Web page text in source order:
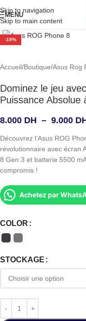
Skip to navigation
Skip to main content
MENU
-19%
Agrandir
Accueil/Boutique/Asus Rog
Dominez le jeu
Puissance Absolue
8.000 DH – 9.000
Découvrez l’Asus ROG
révolutionnaire avec écran
8 Gen 3 et batterie 5500
compromis !
Achetez par
COLOR
STOCKAGE